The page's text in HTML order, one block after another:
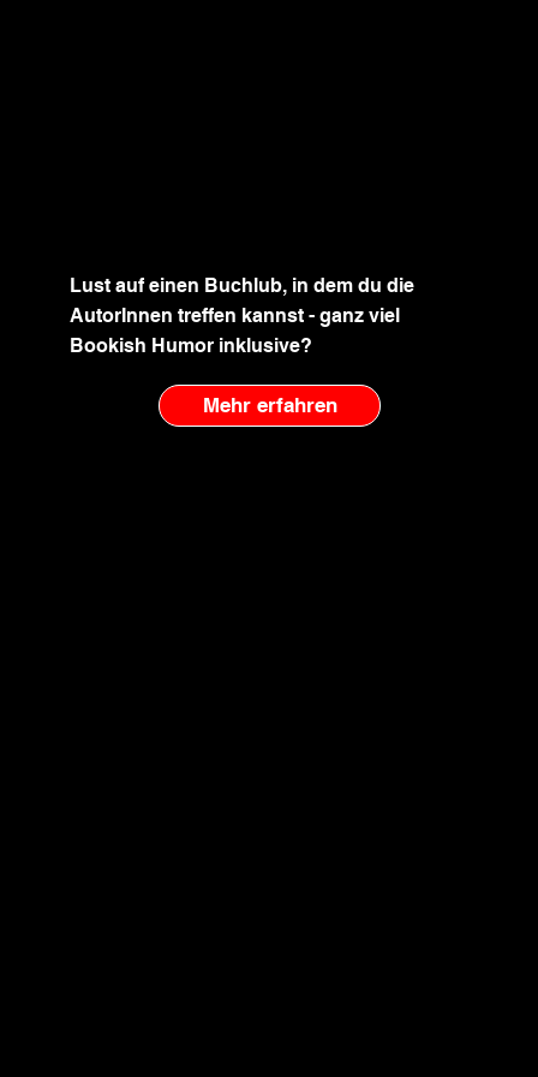
Lust auf einen Buchlub, in dem du die
AutorInnen treffen kannst - ganz viel
Bookish Humor inklusive?
Mehr erfahren